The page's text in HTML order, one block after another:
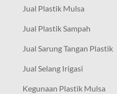
Jual Plastik Mulsa
Jual Plastik Sampah
Jual Sarung Tangan Plastik
Jual Selang Irigasi
Kegunaan Plastik Mulsa